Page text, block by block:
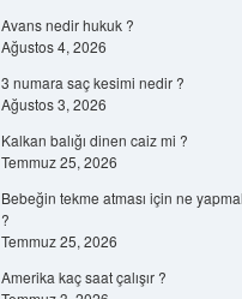
Avans nedir hukuk ?
Ağustos 4, 2026
3 numara saç kesimi nedir ?
Ağustos 3, 2026
Kalkan balığı dinen caiz mi ?
Temmuz 25, 2026
Bebeğin tekme atması için ne
?
Temmuz 25, 2026
Amerika kaç saat çalışır ?